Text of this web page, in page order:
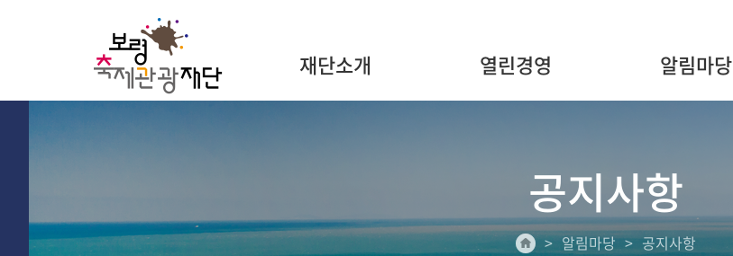
재단소개 열린경영 알림마당
공지사항
알림마당 공지사항